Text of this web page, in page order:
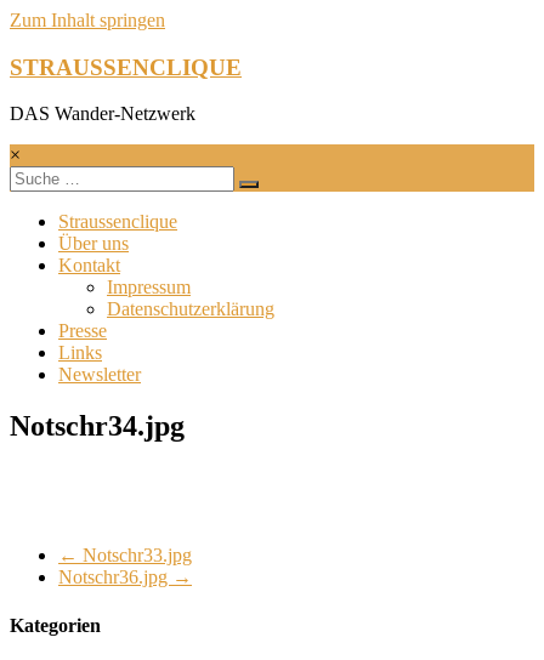
Zum Inhalt springen
STRAUSSENCLIQUE
DAS Wander-Netzwerk
×
Straussenclique
Über uns
Kontakt
Impressum
Datenschutzerklärung
Presse
Links
Newsletter
Notschr34.jpg
← Notschr33.jpg
Notschr36.jpg →
Kategorien